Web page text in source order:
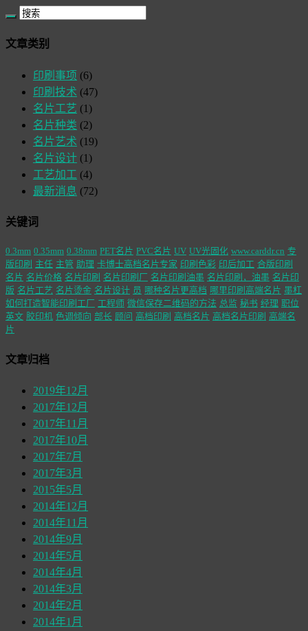
文章类别
印刷事项 (6)
印刷技术 (47)
名片工艺 (1)
名片种类 (2)
名片艺术 (19)
名片设计 (1)
工艺加工 (4)
最新消息 (72)
关键词
0.3mm 0.35mm 0.38mm PET名片 PVC名片 UV UV光固化 www.carddr.cn 专
版印刷 主任 主管 助理 卡博士高档名片专家 印刷色彩 印后加工 合版印刷
名片 名片价格 名片印刷 名片印刷厂 名片印刷油墨 名片印刷，油墨 名片印
版 名片工艺 名片烫金 名片设计 员 哪种名片更高档 哪里印刷高端名片 墨杠
如何打造智能印刷工厂 工程师 微信保存二维码的方法 总监 秘书 经理 职位
英文 胶印机 色调倾向 部长 顾问 高档印刷 高档名片 高档名片印刷 高端名
片
文章归档
2019年12月
2017年12月
2017年11月
2017年10月
2017年7月
2017年3月
2015年5月
2014年12月
2014年11月
2014年9月
2014年5月
2014年4月
2014年3月
2014年2月
2014年1月